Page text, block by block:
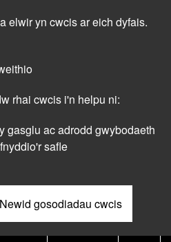
elwir yn cwcis ar eich dyfais.
rhai cwcis i'n helpu ni:
gasglu ac adrodd gwybodaeth
safle
Newid gosodiadau cwcis